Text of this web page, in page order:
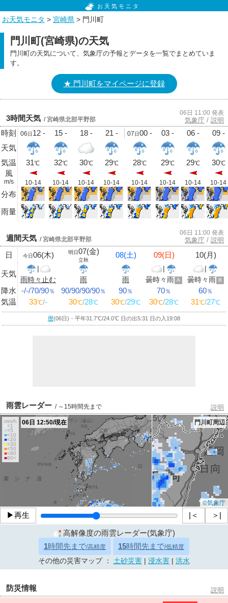
お天気モニタ
お天気モニタ > 宮崎県 > 門川町
門川町(宮崎県)の天気
門川町の天気について、気象庁の予報とデータを一覧でまとめていま
す。
★ 門川町をマイページに登録
3時間天気 / 宮崎県北部平野部
06日 11:00 発表
気象庁 / 説明
時刻 06日 12 - 15 - 18 - 21 - 07日00 - 03 - 06 -
09 -
天気
気温
31℃ 32℃ 30℃ 29℃ 28℃ 29℃ 29℃ 30℃
風
m/s 10-14 10-14 10-14 10-14 10-14 10-14 10-14 10-14
分布
雨量
週間天気 / 宮崎県北部平野部
06日 11:00 発表
気象庁 / 説明
日 今日06(木) 明日07(金)
立秋
08(土) 09(日) 10(月)
天気
|
雨時々止む
雨 雨
|
曇時々雨 A
|
曇時々雨
B
降水 -/-/70/90％ 90/90/90/90％ 90％ 70％ 60％
気温 33℃/- 30℃/28℃ 30℃/29℃ 30℃/28℃ 31℃/27℃
暦(06日)・平年31.7℃/24.0℃ 日の出5:31 日の入19:08
雨雲レーダー / ～15時間先まで 説明
©気象庁
mm/h
■<1
■<5
■<10
■<20
■<30
■<50
■<80
■80<
06日 12:50/現在 門川町周辺
▶再生 |＜ ＞|
高解像度の雨雲レーダー(気象庁)
1時間先まで/高精度 15時間先まで/低精度
その他の災害マップ ： 土砂災害 浸水害 洪水
防災情報 説明